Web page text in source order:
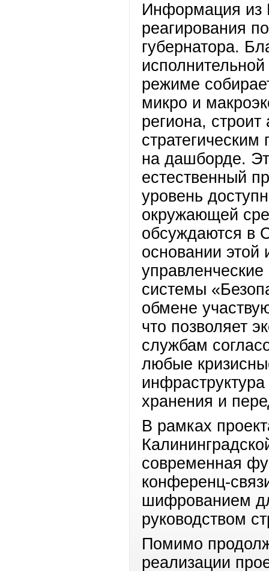
Информация из
реагирования
губернатора.
режиме
микро и
региона,
стратегическим
на дашборде.
естественный
уровень
окружающей
обсуждаются в
основании
системы
обмене
что позволяет
службам
любые
инфраструктура
хранения и
В рамках
современная
конференц-
шифрованием
руководством
Помимо
реализации